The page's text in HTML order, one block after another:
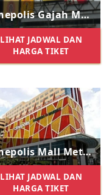
Cinepolis Gajah Mada Plaza
LIHAT JADWAL DAN
HARGA TIKET
Cinepolis Mall Metro Kebayoran
LIHAT JADWAL DAN
HARGA TIKET